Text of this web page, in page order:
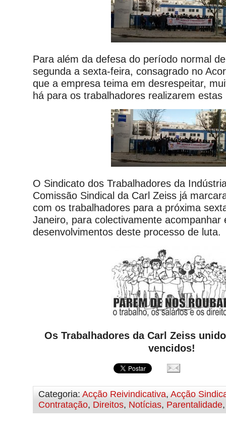
Para além da defesa do período normal
segunda a sexta-feira, consagrado no
que a empresa teima em desrespeitar,
há para os trabalhadores realizarem estas
O Sindicato dos Trabalhadores da
Comissão Sindical da Carl Zeiss já
com os trabalhadores para a próxima
Janeiro, para colectivamente acompanhar
desenvolvimentos deste processo de luta.
Os Trabalhadores da Carl Zeiss
vencidos!
Categoria: Acção Reivindicativa, Acção
Contratação, Direitos, Notícias, Parentalidade